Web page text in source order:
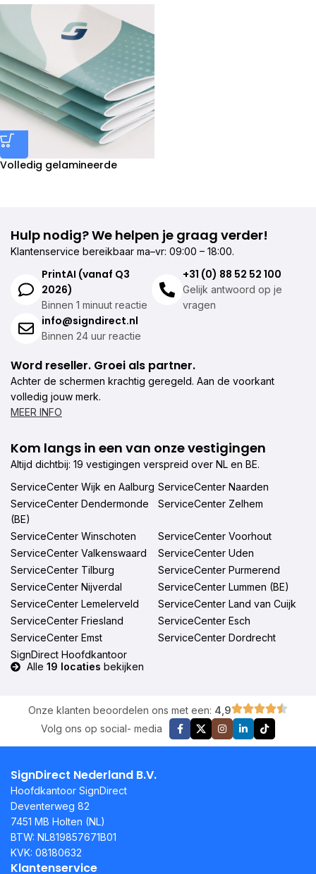
Volledig gelamineerde
Hulp nodig? We helpen je graag verder!
Klantenservice bereikbaar ma–vr: 09:00 – 18:00.
PrintAI (vanaf Q3
2026)
Binnen 1 minuut reactie
+31 (0) 88 52 52 100
Gelijk antwoord op je
vragen
info@signdirect.nl
Binnen 24 uur reactie
Word reseller. Groei als partner.
Achter de schermen krachtig geregeld. Aan de voorkant
volledig jouw merk.
MEER INFO
Kom langs in een van onze vestigingen
Altijd dichtbij: 19 vestigingen verspreid over NL en BE.
ServiceCenter Wijk en Aalburg ServiceCenter Naarden
ServiceCenter Dendermonde
(BE)
ServiceCenter Zelhem
ServiceCenter Winschoten
ServiceCenter Voorhout
ServiceCenter Valkenswaard
ServiceCenter Uden
ServiceCenter Tilburg
ServiceCenter Purmerend
ServiceCenter Nijverdal
ServiceCenter Lummen (BE)
ServiceCenter Lemelerveld
ServiceCenter Land van Cuijk
ServiceCenter Friesland
ServiceCenter Esch
ServiceCenter Emst
ServiceCenter Dordrecht
SignDirect Hoofdkantoor
Alle 19 locaties bekijken
Onze klanten beoordelen ons met een: 4,9
Volg ons op social- media
SignDirect Nederland B.V.
Hoofdkantoor SignDirect
Deventerweg 82
7451 MB Holten (NL)
BTW: NL819857671B01
KVK: 08180632
Klantenservice